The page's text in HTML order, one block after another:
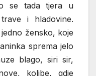
se tada tjera u
i hladovine.
žensko, koje
sprema jelo
blago, siri sir,
kolibe, gdje